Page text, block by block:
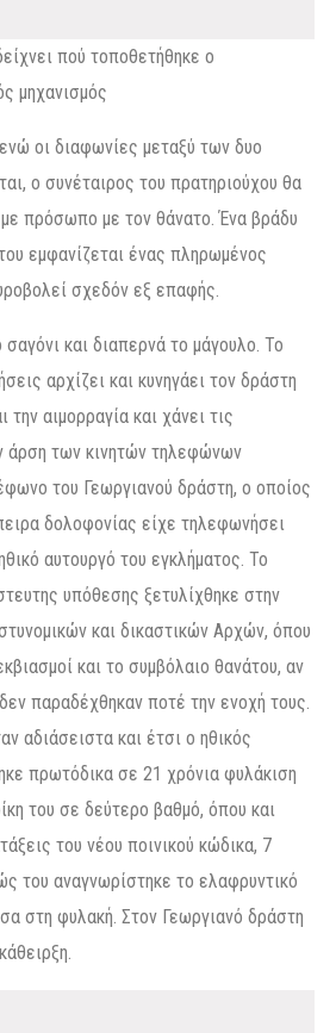
πού τοποθετήθηκε ο
μηχανισμός
οι διαφωνίες μεταξύ των δυο
ο συνέταιρος του πρατηριούχου θα
πρόσωπο με τον θάνατο. Ένα βράδυ
εμφανίζεται ένας πληρωμένος
σχεδόν εξ επαφής.
και διαπερνά το μάγουλο. Το
αρχίζει και κυνηγάει τον δράστη
αιμορραγία και χάνει τις
άρση των κινητών τηλεφώνων
του Γεωργιανού δράστη, ο οποίος
δολοφονίας είχε τηλεφωνήσει
αυτουργό του εγκλήματος. Το
υπόθεσης ξετυλίχθηκε στην
και δικαστικών Αρχών, όπου
και το συμβόλαιο θανάτου, αν
παραδέχθηκαν ποτέ την ενοχή τους.
αδιάσειστα και έτσι ο ηθικός
πρωτόδικα σε 21 χρόνια φυλάκιση
του σε δεύτερο βαθμό, όπου και
του νέου ποινικού κώδικα, 7
του αναγνωρίστηκε το ελαφρυντικό
στη φυλακή. Στον Γεωργιανό δράστη